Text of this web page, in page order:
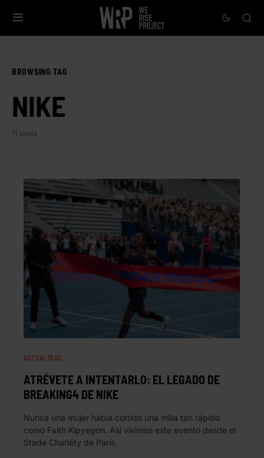
BROWSING TAG
NIKE
11 posts
ACTUALIDAD
ATRÉVETE A INTENTARLO: EL LEGADO DE
BREAKING4 DE NIKE
Nunca una mujer había corrido una milla tan rápido
como Faith Kipyegon. Así vivimos este evento desde el
Stade Charléty de París.